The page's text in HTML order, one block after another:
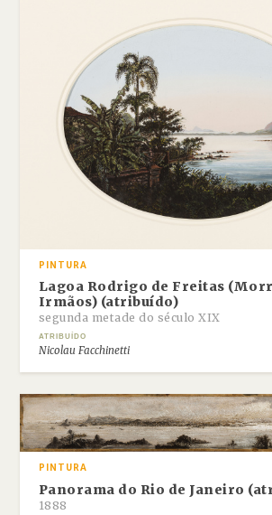
PINTURA
Lagoa Rodrigo de Freitas
Irmãos) (atribuído)
segunda metade do século XIX
ATRIBUÍDO
Nicolau Facchinetti
PINTURA
Panorama do Rio de Janeiro
1888